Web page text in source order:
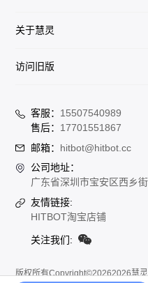
客服： 15507540989
售后： 17701551867
邮箱： hitbot@hitbot.cc
公司地址：
广东省深圳市宝安区西乡
友情链接:
HITBOT淘宝店铺
关注我们:
关于慧灵
访问旧版
版权所有Copyright©20262026慧